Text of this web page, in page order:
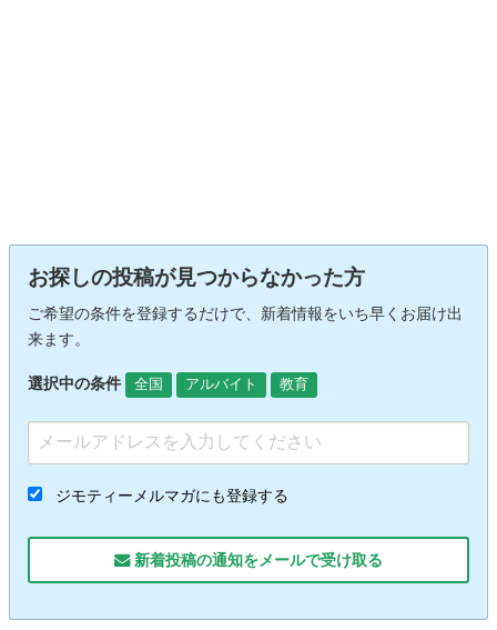
お探しの投稿が見つからなかった方
ご希望の条件を登録するだけで、新着情報をいち早くお届け出
来ます。
選択中の条件 全国 アルバイト 教育
ジモティーメルマガにも登録する
新着投稿の通知をメールで受け取る